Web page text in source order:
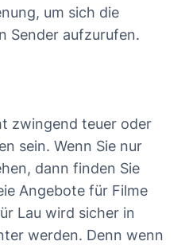
um sich die
Sender aufzurufen.
zwingend teuer oder
sein. Wenn Sie nur
dann finden Sie
Angebote für Filme
Lau wird sicher in
werden. Denn wenn